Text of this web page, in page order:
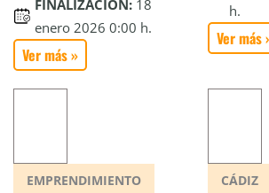
FINALIZACIÓN: 18
enero 2026 0:00 h.
Ver más »
h.
Ver más
EMPRENDIMIENTO CÁDIZ